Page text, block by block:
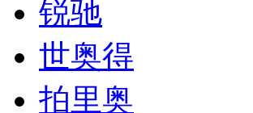
锐驰
世奥得
拍里奥